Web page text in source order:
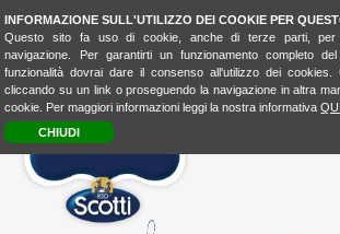
INFORMAZIONE SULL'UTILIZZO DEI COOKIE PER
Questo sito fa uso di cookie, anche di terze parti, per
navigazione. Per garantirti un funzionamento completo
funzionalità dovrai dare il consenso all'utilizzo dei cookies.
cliccando su un link o proseguendo la navigazione in altra
cookie. Per maggiori informazioni leggi la nostra informativaQUI
CHIUDI